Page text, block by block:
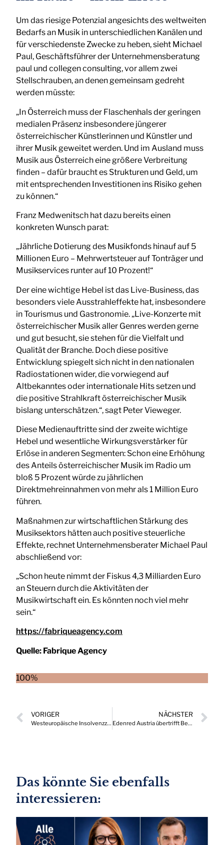
Um das riesige Potenzial angesichts des weltweiten
Bedarfs an Musik in unterschiedlichen Kanälen und
für verschiedenste Zwecke zu heben, sieht Michael
Paul, Geschäftsführer der Unternehmensberatung
paul und collegen consulting, vor allem zwei
Stellschrauben, an denen gemeinsam gedreht
werden müsste:
„In Österreich muss der Flaschenhals der geringen
medialen Präsenz insbesondere jüngerer
österreichischer Künstlerinnen und Künstler und
ihrer Musik geweitet werden. Und im Ausland muss
Musik aus Österreich eine größere Verbreitung
finden – dafür braucht es Strukturen und Geld, um
mit entsprechenden Investitionen ins Risiko gehen
zu können.“
Franz Medwenitsch hat dazu bereits einen
konkreten Wunsch parat:
„Jährliche Dotierung des Musikfonds hinauf auf 5
Millionen Euro – Mehrwertsteuer auf Tonträger und
Musikservices runter auf 10 Prozent!“
Der eine wichtige Hebel ist das Live-Business, das
besonders viele Ausstrahleffekte hat, insbesondere
in Tourismus und Gastronomie. „Live-Konzerte mit
österreichischer Musik aller Genres werden gerne
und gut besucht, sie stehen für die Vielfalt und
Qualität der Branche. Doch diese positive
Entwicklung spiegelt sich nicht in den nationalen
Radiostationen wider, die vorwiegend auf
Altbekanntes oder internationale Hits setzen und
die positive Strahlkraft österreichischer Musik
bislang unterschätzen.“, sagt Peter Vieweger.
Diese Medienauftritte sind der zweite wichtige
Hebel und wesentliche Wirkungsverstärker für
Erlöse in anderen Segmenten: Schon eine Erhöhung
des Anteils österreichischer Musik im Radio um
bloß 5 Prozent würde zu jährlichen
Direktmehreinnahmen von mehr als 1 Million Euro
führen.
Maßnahmen zur wirtschaftlichen Stärkung des
Musiksektors hätten auch positive steuerliche
Effekte, rechnet Unternehmensberater Michael Paul
abschließend vor:
„Schon heute nimmt der Fiskus 4,3 Milliarden Euro
an Steuern durch die Aktivitäten der
Musikwirtschaft ein. Es könnten noch viel mehr
sein.“
https://fabriqueagency.com
Quelle: Fabrique Agency
100%
VORIGER
Westeuropäische Insolvenzzahlen übertreffen erstmals Vor-Corona-Niveau
NÄCHSTER
Edenred Austria übertrifft Benchmark und erhält Prädikat „Great Place To Work“
Das könnte Sie ebenfalls
interessieren: